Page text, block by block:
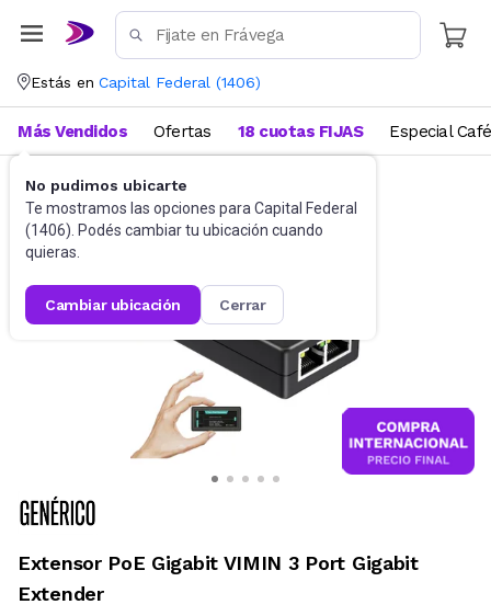
Estás en Capital Federal (1406)
No pudimos ubicarte
Te mostramos las opciones para Capital Federal
(1406). Podés cambiar tu ubicación cuando
quieras.
cambiar ubicación cerrar
Más Vendidos Ofertas 18 cuotas FIJAS Especial Café
Accesorios de Informática
Extensor PoE Gigabit VIMIN 3 Port Gigabit
Extender